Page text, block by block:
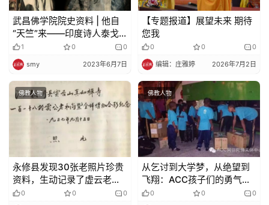
武昌佛学院院史资料 | 他自
“天竺”来——印度诗人泰戈
尔访问武汉
1 0 0
smy 2023年6月7日
【专题报道】展望未来 期待
您我
0 0 0
编辑：庄雅婷 2026年7月2日
佛教人物
永修县发现30张老照片珍贵
资料，生动记录了虚云老和
尚在云居山最后的日子！
0 0 0
佛教人物
​​从乞讨到大学梦，从绝望到
飞翔：ACC孩子们的勇气与
梦想​​
0 0 0